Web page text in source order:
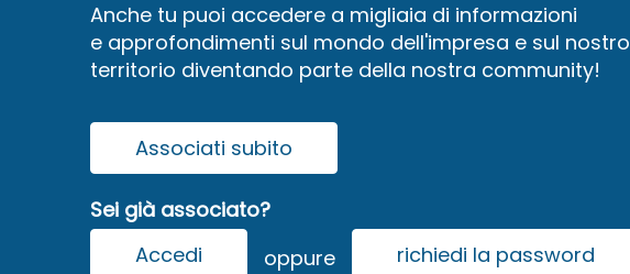
Anche tu puoi accedere a migliaia di informazioni
e approfondimenti sul mondo dell'impresa e sul nostro
territorio diventando parte della nostra community!
Associati subito
Sei già associato?
Accedi
oppure richiedi la password